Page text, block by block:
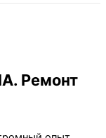
Ремонт